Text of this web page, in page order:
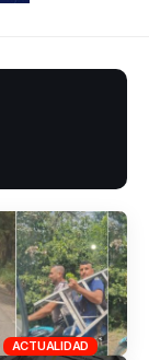
ACTUALIDAD